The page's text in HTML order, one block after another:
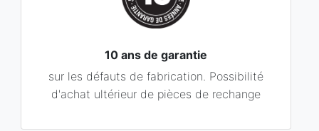
10 ans de garantie
sur les défauts de fabrication. Possibilité
d'achat ultérieur de pièces de rechange